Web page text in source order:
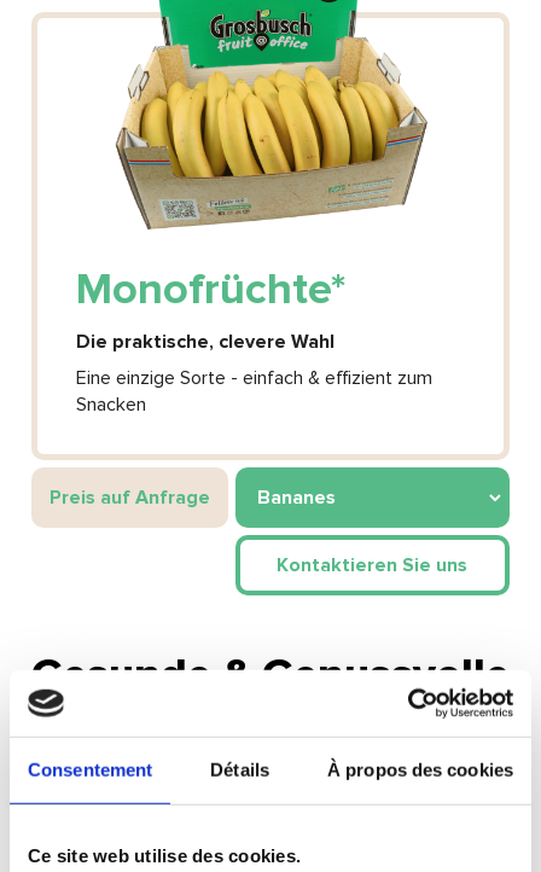
Consentement Détails À propos des cookies
Ce site web utilise des cookies.
Monofrüchte*
Die praktische, clevere Wahl
Eine einzige Sorte - einfach & effizient zum
Snacken
Preis auf Anfrage
Kontaktieren Sie uns
Gesunde & Genussvolle
Boxen